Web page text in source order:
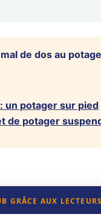
de dos au
un potager sur pied
de potager
GRÂCE AUX